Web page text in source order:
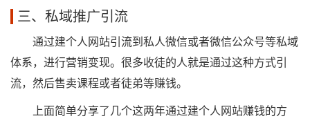
三、私域推广引流
通过建个人网站引流到私人微信或者微信公众号等私域
体系，进行营销变现。很多收徒的人就是通过这种方式引
流，然后售卖课程或者徒弟等赚钱。
上面简单分享了几个这两年通过建个人网站赚钱的方